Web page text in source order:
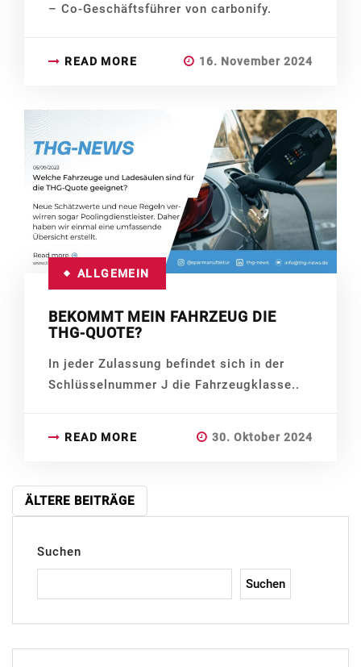
– Co-Geschäftsführer von carbonify.
READ MORE 16. November 2024
ALLGEMEIN
BEKOMMT MEIN FAHRZEUG DIE
THG-QUOTE?
In jeder Zulassung befindet sich in der
Schlüsselnummer J die Fahrzeugklasse..
READ MORE 30. Oktober 2024
BEITRAGSNAVIGATION
ÄLTERE BEITRÄGE
Suchen
Suchen